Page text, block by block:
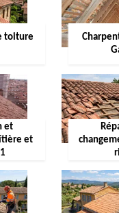
toiture
et
et